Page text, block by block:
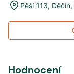
Pěší 113, Děčín,
Hodnocení